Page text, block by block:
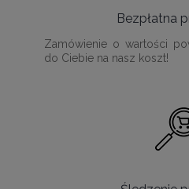
Bezpłatna
Zamówienie o wartości
do Ciebie na nasz koszt!